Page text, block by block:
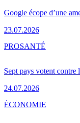
Google écope d’une
23.07.2026
Sept pays votent contre
24.07.2026
PROSANTÉ
ÉCONOMIE